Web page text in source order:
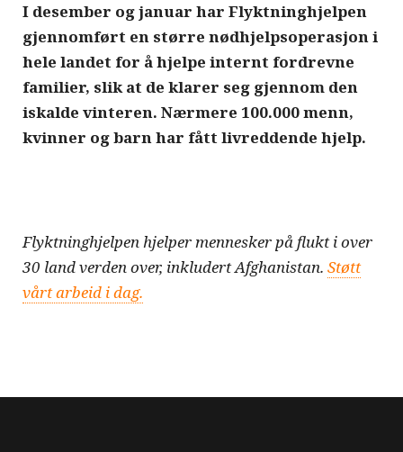
I desember og januar har Flyktninghjelpen
gjennomført en større nødhjelpsoperasjon i
hele landet for å hjelpe internt fordrevne
familier, slik at de klarer seg gjennom den
iskalde vinteren. Nærmere 100.000 menn,
kvinner og barn har fått livreddende hjelp.
Flyktninghjelpen hjelper mennesker på flukt i over
30 land verden over, inkludert Afghanistan. Støtt
vårt arbeid i dag.